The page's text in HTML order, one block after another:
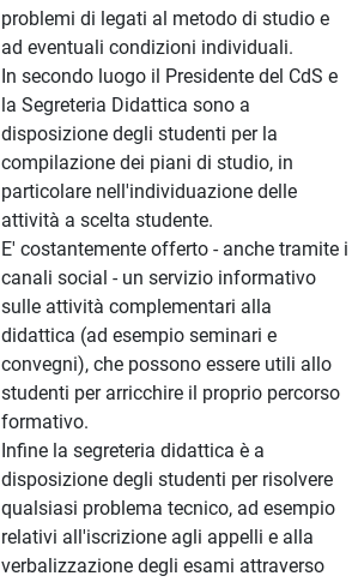
problemi di legati al metodo di studio e
ad eventuali condizioni individuali.
In secondo luogo il Presidente del CdS e
la Segreteria Didattica sono a
disposizione degli studenti per la
compilazione dei piani di studio, in
particolare nell'individuazione delle
attività a scelta studente.
E' costantemente offerto - anche tramite i
canali social - un servizio informativo
sulle attività complementari alla
didattica (ad esempio seminari e
convegni), che possono essere utili allo
studenti per arricchire il proprio percorso
formativo.
Infine la segreteria didattica è a
disposizione degli studenti per risolvere
qualsiasi problema tecnico, ad esempio
relativi all'iscrizione agli appelli e alla
verbalizzazione degli esami attraverso